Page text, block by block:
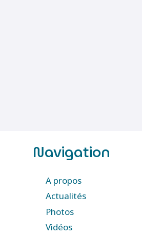
Navigation
A propos
Actualités
Photos
Vidéos